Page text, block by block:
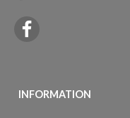
INFORMATION